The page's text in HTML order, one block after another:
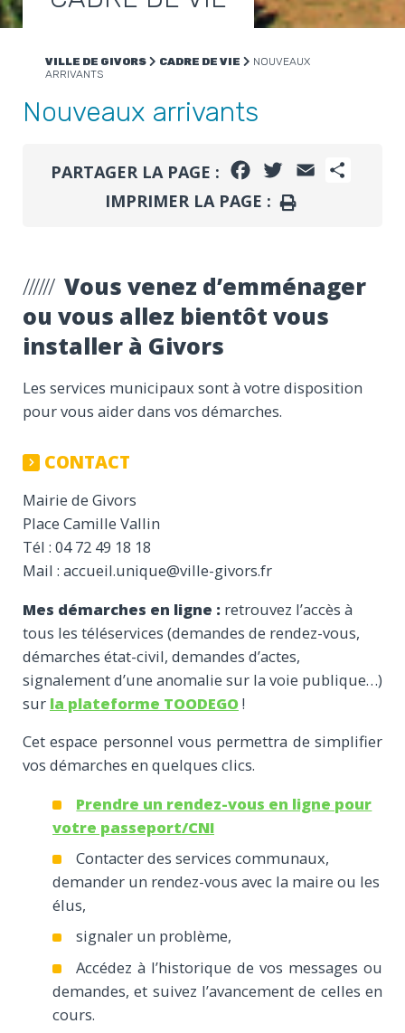
VILLE DE GIVORS CADRE DE VIE
NOUVEAUX
ARRIVANTS
Nouveaux arrivants
PARTAGER LA PAGE : FACEBOOKTWITTER
EMAIL
IMPRIMER LA PAGE : IMPRIMER
Vous venez d’emménager
ou vous allez bientôt vous
installer à Givors
Les services municipaux sont à votre disposition
pour vous aider dans vos démarches.
CONTACT
Mairie de Givors
Place Camille Vallin
Tél : 04 72 49 18 18
Mail : accueil.unique@ville-givors.fr
Mes démarches en ligne : retrouvez l’accès à
tous les téléservices (demandes de rendez-vous,
démarches état-civil, demandes d’actes,
signalement d’une anomalie sur la voie publique…)
sur la plateforme TOODEGO!
Cet espace personnel vous permettra de simplifier
vos démarches en quelques clics.
Prendre un rendez-vous en ligne pour
votre passeport/CNI
Contacter des services communaux,
demander un rendez-vous avec la maire ou les
élus,
signaler un problème,
Accédez à l’historique de vos messages ou
demandes, et suivez l’avancement de celles en
cours.